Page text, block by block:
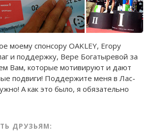
моему спонсору OAKLEY, Егору
и поддержку, Вере Богатыревой за
Вам, которые мотивируют и дают
подвиги! Поддержите меня в Лас-
А как это было, я обязательно
ДРУЗЬЯМ: